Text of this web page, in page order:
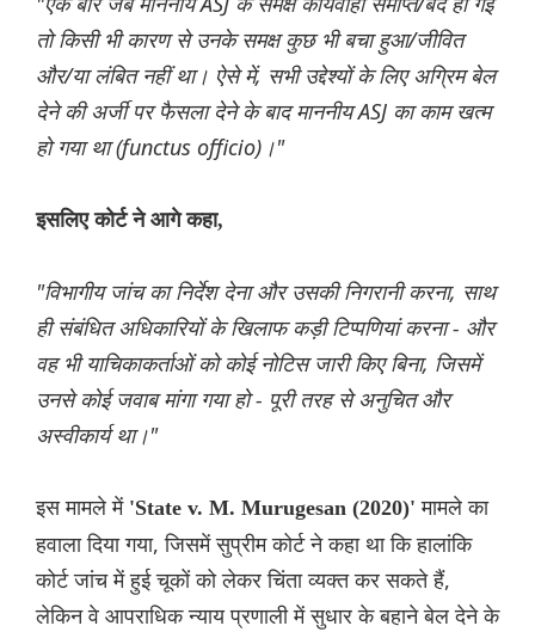
तो किसी भी कारण से उनके समक्ष कुछ भी बचा हुआ/जीवित
और/या लंबित नहीं था। ऐसे में, सभी उद्देश्यों के लिए अग्रिम बेल
देने की अर्जी पर फैसला देने के बाद माननीय ASJ का काम खत्म
हो गया था (functus officio)।"
इसलिए कोर्ट ने आगे कहा,
"विभागीय जांच का निर्देश देना और उसकी निगरानी करना, साथ
ही संबंधित अधिकारियों के खिलाफ कड़ी टिप्पणियां करना - और
वह भी याचिकाकर्ताओं को कोई नोटिस जारी किए बिना, जिसमें
उनसे कोई जवाब मांगा गया हो - पूरी तरह से अनुचित और
अस्वीकार्य था।"
इस मामले में 'State v. M. Murugesan (2020)'मामले का
हवाला दिया गया, जिसमें सुप्रीम कोर्ट ने कहा था कि हालांकि
कोर्ट जांच में हुई चूकों को लेकर चिंता व्यक्त कर सकते हैं,
लेकिन वे आपराधिक न्याय प्रणाली में सुधार के बहाने बेल देने के